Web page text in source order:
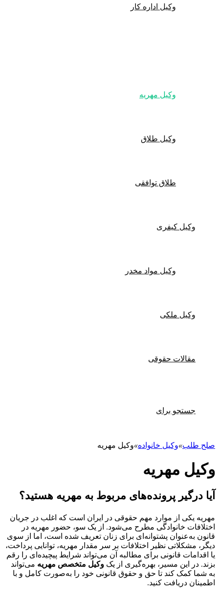
وکیل اداره کار
وکیل مهریه
وکیل طلاق
طلاق توافقی
کیفری
وکیل مواد مخدر
ملکی
حقوقی
برای
»وکیل خانواده»وکیل مهریه
مهریه
پرونده‌های مربوط به مهریه هستید؟
از موارد مهم حقوقی در ایران است که اغلب در جریان
خانوادگی مطرح می‌شود. از یک سو، حضور مهریه در
پشتوانه‌ای برای زنان تعریف شده است، اما از سوی
نظیر اختلافات بر سر مقدار مهریه، توانایی پرداخت،
قانونی برای مطالبه آن می‌تواند شرایط پیچیده‌ای را رقم
این مسیر، بهره‌گیری از یک وکیل متخصص مهریهمی‌تواند
کند تا حق و حقوق قانونی خود را به‌صورت کامل و با
دریافت کنید.